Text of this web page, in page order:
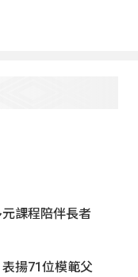
課程陪伴長者
揚71位模範父